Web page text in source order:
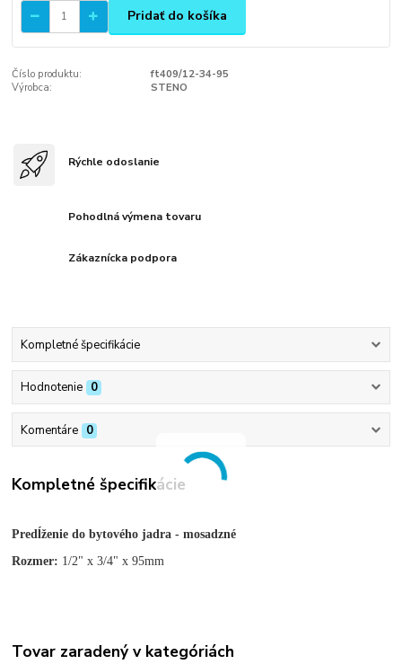
Pridať do košíka
Číslo produktu:
ft409/12-34-95
Výrobca:
STENO
Rýchle odoslanie
Pohodlná výmena tovaru
Zákaznícka podpora
Kompletné špecifikácie
Hodnotenie 0
Komentáre 0
Kompletné špecifikácie
Predĺženie do bytového jadra - mosadzné
Rozmer: 1/2" x 3/4" x 95mm
Tovar zaradený v kategóriách